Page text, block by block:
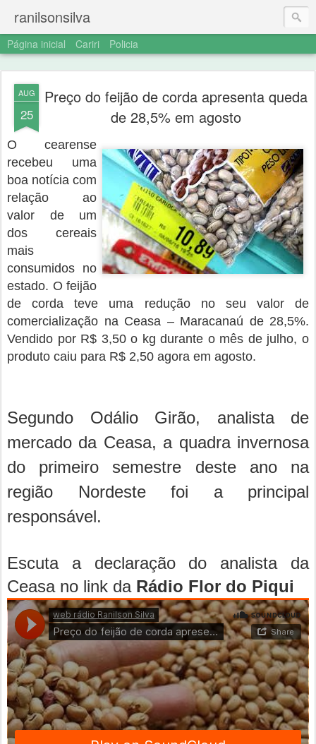
ranilsonsilva
Página inicial Cariri Policia
AUG
25
Preço do feijão de corda apresenta queda
de 28,5% em agosto
O cearense
recebeu uma
boa notícia com
relação ao
valor de um
dos cereais
mais
consumidos no
estado. O feijão
de corda teve uma redução no seu valor de
comercialização na Ceasa – Maracanaú de 28,5%.
Vendido por R$ 3,50 o kg durante o mês de julho, o
produto caiu para R$ 2,50 agora em agosto.
Segundo Odálio Girão, analista de
mercado da Ceasa, a quadra invernosa
do primeiro semestre deste ano na
região Nordeste foi a principal
responsável.
Escuta a declaração do analista da
Ceasa no link da Rádio Flor do Piqui